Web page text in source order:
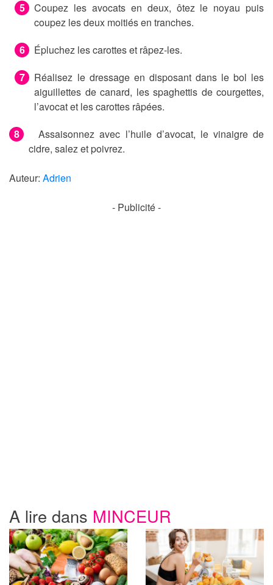
Coupez les avocats en deux, ôtez le noyau puis
coupez les deux moitiés en tranches.
Épluchez les carottes et râpez-les.
Réalisez le dressage en disposant dans le bol les
aiguillettes de canard, les spaghettis de courgettes,
l’avocat et les carottes râpées.
Assaisonnez avec l’huile d’avocat, le vinaigre de
cidre, salez et poivrez.
Auteur: Adrien
- Publicité -
A lire dans MINCEUR